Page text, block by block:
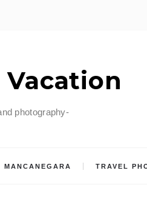
Vacation
photography-
MANCANEGARA TRAVEL